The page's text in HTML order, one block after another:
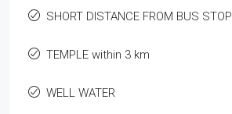
SHORT DISTANCE FROM BUS STOP
TEMPLE within 3 km
WELL WATER